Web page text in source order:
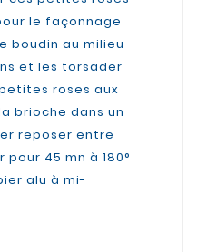
le façonnage
boudin au milieu
et les torsader
roses aux
brioche dans un
reposer entre
pour 45 mn à 180°
alu à mi-